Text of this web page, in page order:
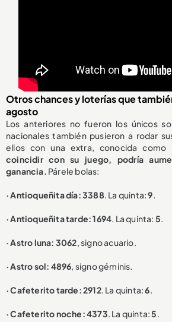
Otros chances y loterías que
agosto
Los anteriores no fueron los únicos
nacionales también pusieron a rodar
ellos con una extra, conocida como
coincidir con su juego, podría
ganancia. Párele bolas:
· Antioqueñita día: 3388. La quinta:9.
· Antioqueñita tarde: 1694. La quinta: 5.
· Astro luna: 3062, signo acuario.
· Astro sol: 4896, signo géminis.
· Cafeterito tarde: 2912. La quinta:6.
· Cafeterito noche: 4373. La quinta:5.